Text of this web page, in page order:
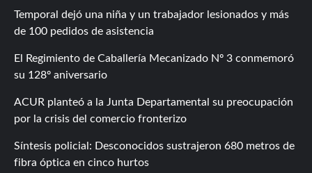
Temporal dejó una niña y un trabajador lesionados y más
de 100 pedidos de asistencia
El Regimiento de Caballería Mecanizado Nº 3 conmemoró
su 128º aniversario
ACUR planteó a la Junta Departamental su preocupación
por la crisis del comercio fronterizo
Síntesis policial: Desconocidos sustrajeron 680 metros de
fibra óptica en cinco hurtos